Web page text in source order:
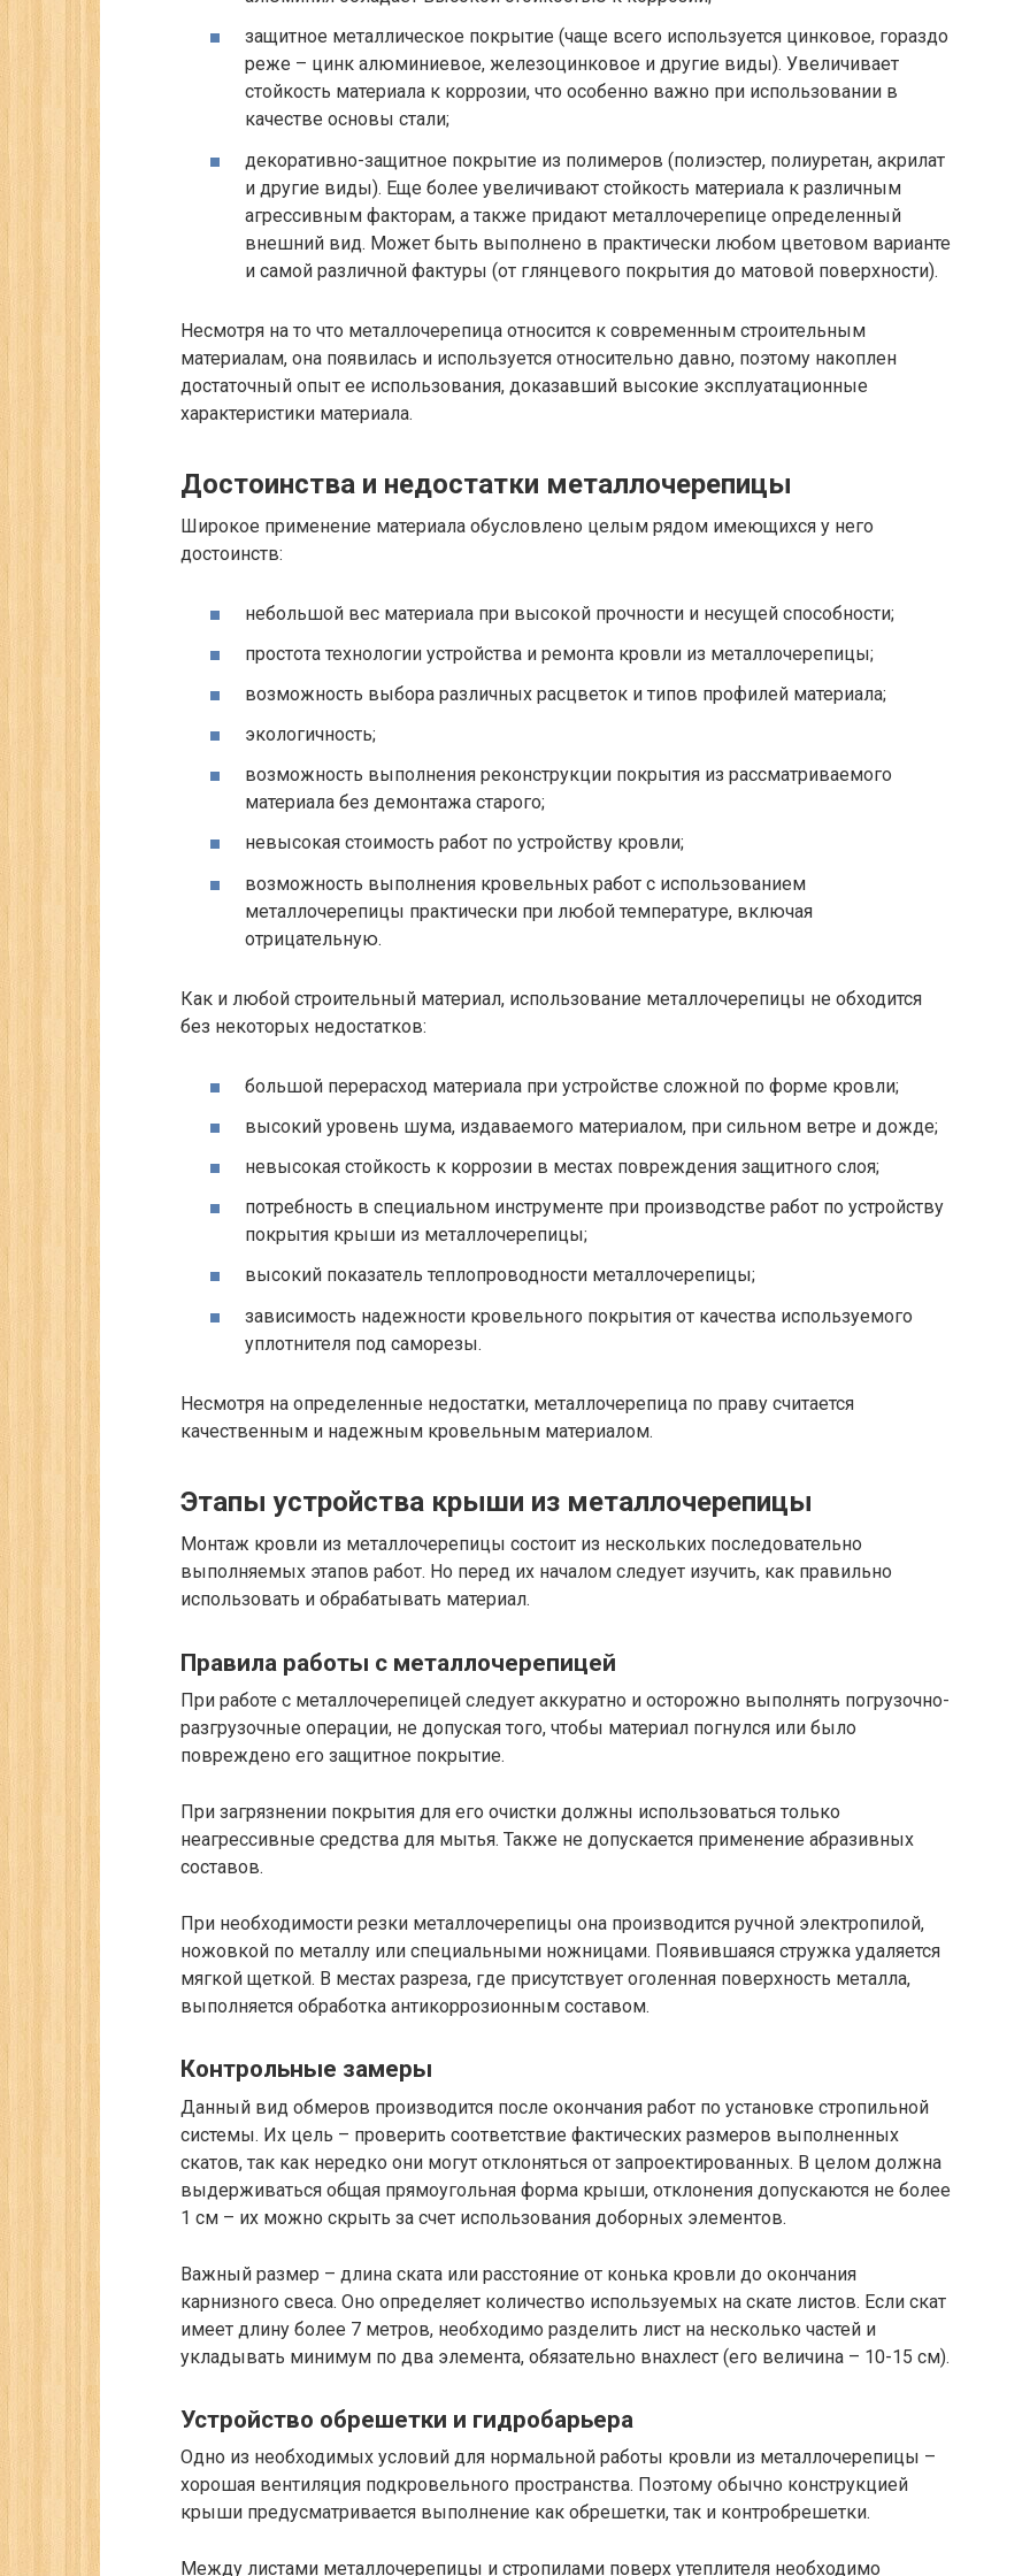
защитное металлическое покрытие (чаще всего используется цинковое, гораздо
реже – цинк алюминиевое, железоцинковое и другие виды). Увеличивает
стойкость материала к коррозии, что особенно важно при использовании в
качестве основы стали;
декоративно-защитное покрытие из полимеров (полиэстер, полиуретан, акрилат
и другие виды). Еще более увеличивают стойкость материала к различным
агрессивным факторам, а также придают металлочерепице определенный
внешний вид. Может быть выполнено в практически любом цветовом варианте
и самой различной фактуры (от глянцевого покрытия до матовой поверхности).
Несмотря на то что металлочерепица относится к современным строительным
материалам, она появилась и используется относительно давно, поэтому накоплен
достаточный опыт ее использования, доказавший высокие эксплуатационные
характеристики материала.
Достоинства и недостатки металлочерепицы
Широкое применение материала обусловлено целым рядом имеющихся у него
достоинств:
небольшой вес материала при высокой прочности и несущей способности;
простота технологии устройства и ремонта кровли из металлочерепицы;
возможность выбора различных расцветок и типов профилей материала;
экологичность;
возможность выполнения реконструкции покрытия из рассматриваемого
материала без демонтажа старого;
невысокая стоимость работ по устройству кровли;
возможность выполнения кровельных работ с использованием
металлочерепицы практически при любой температуре, включая
отрицательную.
Как и любой строительный материал, использование металлочерепицы не обходится
без некоторых недостатков:
большой перерасход материала при устройстве сложной по форме кровли;
высокий уровень шума, издаваемого материалом, при сильном ветре и дожде;
невысокая стойкость к коррозии в местах повреждения защитного слоя;
потребность в специальном инструменте при производстве работ по устройству
покрытия крыши из металлочерепицы;
высокий показатель теплопроводности металлочерепицы;
зависимость надежности кровельного покрытия от качества используемого
уплотнителя под саморезы.
Несмотря на определенные недостатки, металлочерепица по праву считается
качественным и надежным кровельным материалом.
Этапы устройства крыши из металлочерепицы
Монтаж кровли из металлочерепицы состоит из нескольких последовательно
выполняемых этапов работ. Но перед их началом следует изучить, как правильно
использовать и обрабатывать материал.
Правила работы с металлочерепицей
При работе с металлочерепицей следует аккуратно и осторожно выполнять погрузочно-
разгрузочные операции, не допуская того, чтобы материал погнулся или было
повреждено его защитное покрытие.
При загрязнении покрытия для его очистки должны использоваться только
неагрессивные средства для мытья. Также не допускается применение абразивных
составов.
При необходимости резки металлочерепицы она производится ручной электропилой,
ножовкой по металлу или специальными ножницами. Появившаяся стружка удаляется
мягкой щеткой. В местах разреза, где присутствует оголенная поверхность металла,
выполняется обработка антикоррозионным составом.
Контрольные замеры
Данный вид обмеров производится после окончания работ по установке стропильной
системы. Их цель – проверить соответствие фактических размеров выполненных
скатов, так как нередко они могут отклоняться от запроектированных. В целом должна
выдерживаться общая прямоугольная форма крыши, отклонения допускаются не более
1 см – их можно скрыть за счет использования доборных элементов.
Важный размер – длина ската или расстояние от конька кровли до окончания
карнизного свеса. Оно определяет количество используемых на скате листов. Если скат
имеет длину более 7 метров, необходимо разделить лист на несколько частей и
укладывать минимум по два элемента, обязательно внахлест (его величина – 10-15 см).
Устройство обрешетки и гидробарьера
Одно из необходимых условий для нормальной работы кровли из металлочерепицы –
хорошая вентиляция подкровельного пространства. Поэтому обычно конструкцией
крыши предусматривается выполнение как обрешетки, так и контробрешетки.
Между листами металлочерепицы и стропилами поверх утеплителя необходимо